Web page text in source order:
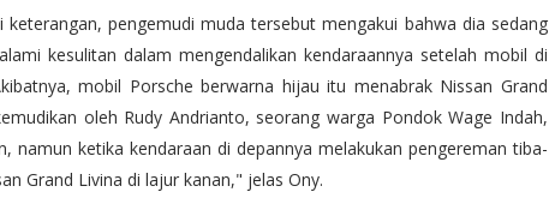
pengemudi muda tersebut mengakui bahwa dia sedang
kesulitan dalam mengendalikan kendaraannya setelah mobil di
mobil Porsche berwarna hijau itu menabrak Nissan Grand
oleh Rudy Andrianto, seorang warga Pondok Wage Indah,
namun ketika kendaraan di depannya melakukan pengereman tiba-
Grand Livina di lajur kanan," jelas Ony.